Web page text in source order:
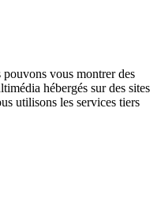
pouvons vous montrer des
hébergés sur des sites
utilisons les services tiers